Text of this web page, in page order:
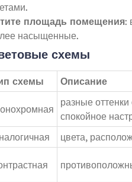
площадь помещения:
насыщенные.
схемы
схемы Описание
разные
спокойное
цвета,